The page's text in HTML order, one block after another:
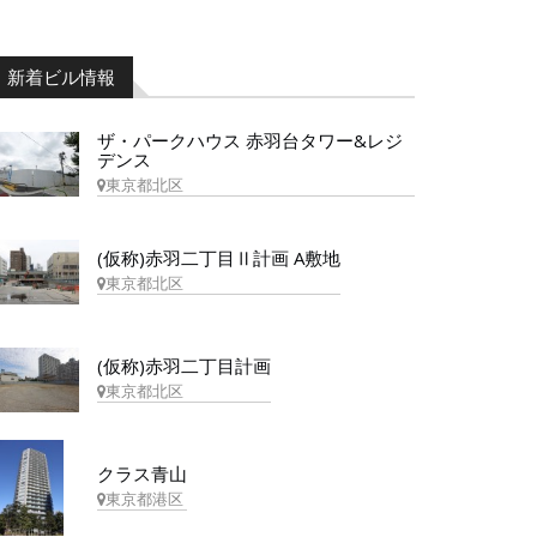
新着ビル情報
ザ・パークハウス 赤羽台タワー&レジ
デンス
東京都北区
(仮称)赤羽二丁目Ⅱ計画 A敷地
東京都北区
(仮称)赤羽二丁目計画
東京都北区
クラス青山
東京都港区